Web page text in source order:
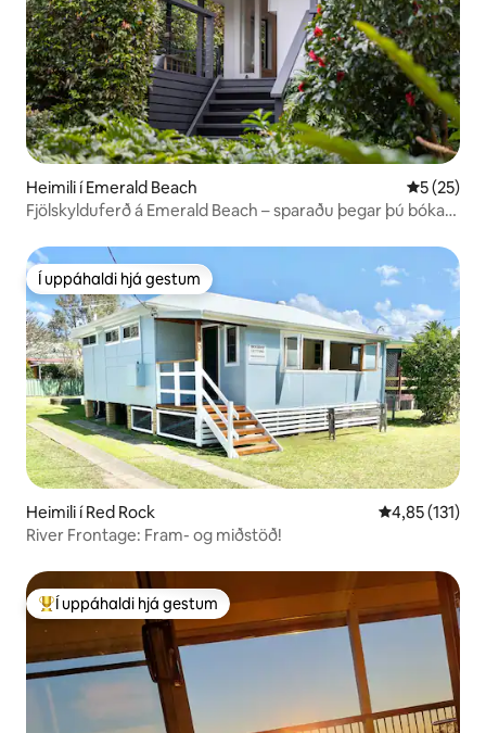
Heimili í Emerald Beach 5 af 5 í
5 (25)
Fjölskylduferð á Emerald Beach – sparaðu þegar þú bókar
Í uppáhaldi hjá gestum
Í uppáhaldi hjá gestum
Heimili í Red Rock 4,85 af 5 í
4,85 (131)
River Frontage: Fram- og miðstöð!
Í mestu uppáhaldi hjá gestum
Í uppáhaldi hjá gestum